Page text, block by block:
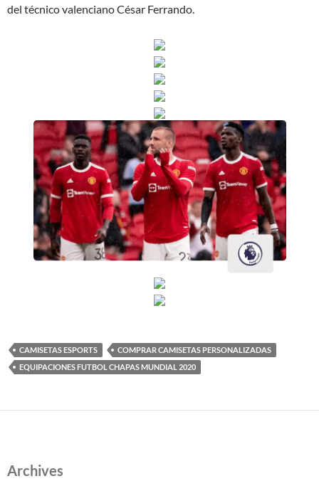
del técnico valenciano César Ferrando.
CAMISETAS ESPORTS
COMPRAR CAMISETAS PERSONALIZADAS
EQUIPACIONES FUTBOL CHAPAS MUNDIAL 2020
Archives